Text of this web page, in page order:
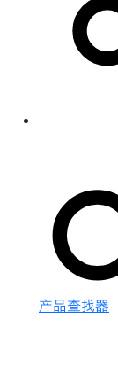
产品查找器